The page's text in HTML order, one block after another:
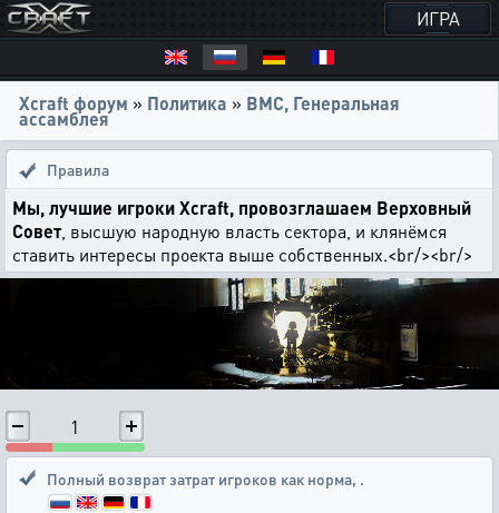
ИГРА
Xcraft форум » Политика » ВМС, Генеральная
ассамблея
Правила
Мы, лучшие игроки Xcraft, провозглашаем Верховный
Совет, высшую народную власть сектора, и клянёмся
ставить интересы проекта выше собственных.<br/><br/>
1
Полный возврат затрат игроков как норма, .